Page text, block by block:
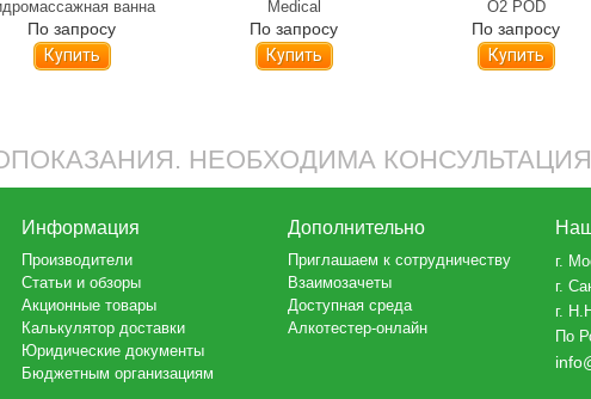
ванна
Ормед Акварелакс
По запросу
Купить
Medical
По запросу
Купить
O2 POD
По запросу
Купить
НЕОБХОДИМА
Информация
Производители
Статьи и обзоры
Акционные товары
Калькулятор доставки
Юридические документы
Бюджетным организациям
Дополнительно
Приглашаем к сотрудничеству
Взаимозачеты
Доступная среда
Алкотестер-онлайн
г.
г.
г.
По